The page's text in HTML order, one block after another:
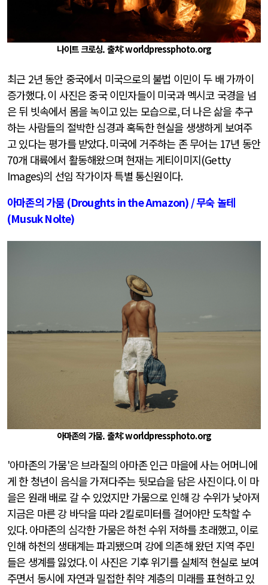
나이트 크로싱. 출처:worldpressphoto.org
최근 2년 동안 중국에서 미국으로의 불법 이민이 두 배 가까이
증가했다.이 사진은 중국 이민자들이 미국과 멕시코 국경을 넘
은 뒤 빗속에서 몸을 녹이고 있는 모습으로,더 나은 삶을 추구
하는 사람들의 절박한 심경과 혹독한 현실을 생생하게 보여주
고 있다는 평가를 받았다.미국에 거주하는 존 무어는 17년 동안
70개 대륙에서 활동해왔으며 현재는 게티이미지(Getty
Images)의 선임 작가이자 특별 통신원이다.
아마존의 가뭄 (Droughts in the Amazon) /무숙 놀테
(Musuk Nolte)
아마존의 가뭄. 출처:worldpressphoto.org
'아마존의 가뭄'은 브라질의 아마존 인근 마을에 사는 어머니에
게 한 청년이 음식을 가져다주는 뒷모습을 담은 사진이다.이 마
을은 원래 배로 갈 수 있었지만 가뭄으로 인해 강 수위가 낮아져
지금은 마른 강 바닥을 따라2킬로미터를 걸어야만 도착할 수
있다.아마존의 심각한 가뭄은 하천 수위 저하를 초래했고, 이로
인해 하천의 생태계는 파괴됐으며 강에 의존해 왔던 지역 주민
들은 생계를 잃었다.이 사진은 기후 위기를 실체적 현실로 보여
주면서 동시에 자연과 밀접한 취약 계층의 미래를 표현하고 있